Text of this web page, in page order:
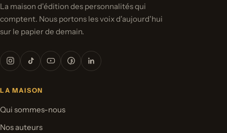
La maison d'édition des personnalités qui
comptent. Nous portons les voix d'aujourd'hui
sur le papier de demain.
LA MAISON
Qui sommes-nous
Nos auteurs